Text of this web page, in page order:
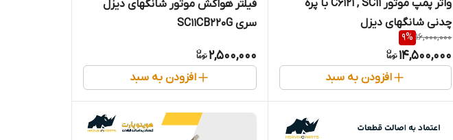
واتر پمپ موتور C6121 , SC11 با پره
چدنی شانگهای دیزل
16,000,000
9%
14,500,000
افزودن به سبد
فیلتر هواکش موتور شانگهای دیزل
سری SC11CB220G
2,500,000
افزودن به سبد